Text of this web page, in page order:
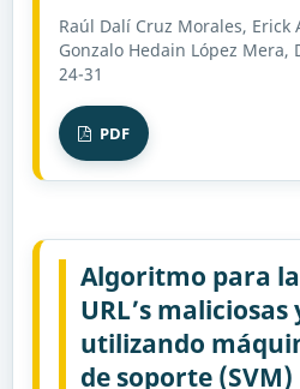
Raúl Dalí Cruz Morales, Erick
Gonzalo Hedain López Mera,
24-31
PDF
Algoritmo para
URL’s
utilizando
de soporte (SVM)